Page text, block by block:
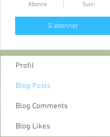
Abonné Suivi
S'abonner
Profil
Blog Posts
Blog Comments
Blog Likes